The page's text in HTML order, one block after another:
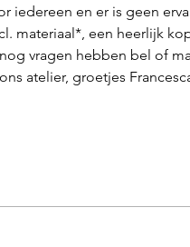
iedereen en er is geen
materiaal*, een heerlijk
vragen hebben bel of
atelier, groetjes